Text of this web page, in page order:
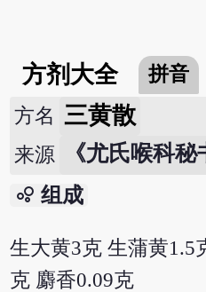
方剂大全 拼音
方名 三黄散
来源 《尤氏喉科秘
bubble_chart 组成
生大黄3克 生蒲黄1.5
克 麝香0.09克